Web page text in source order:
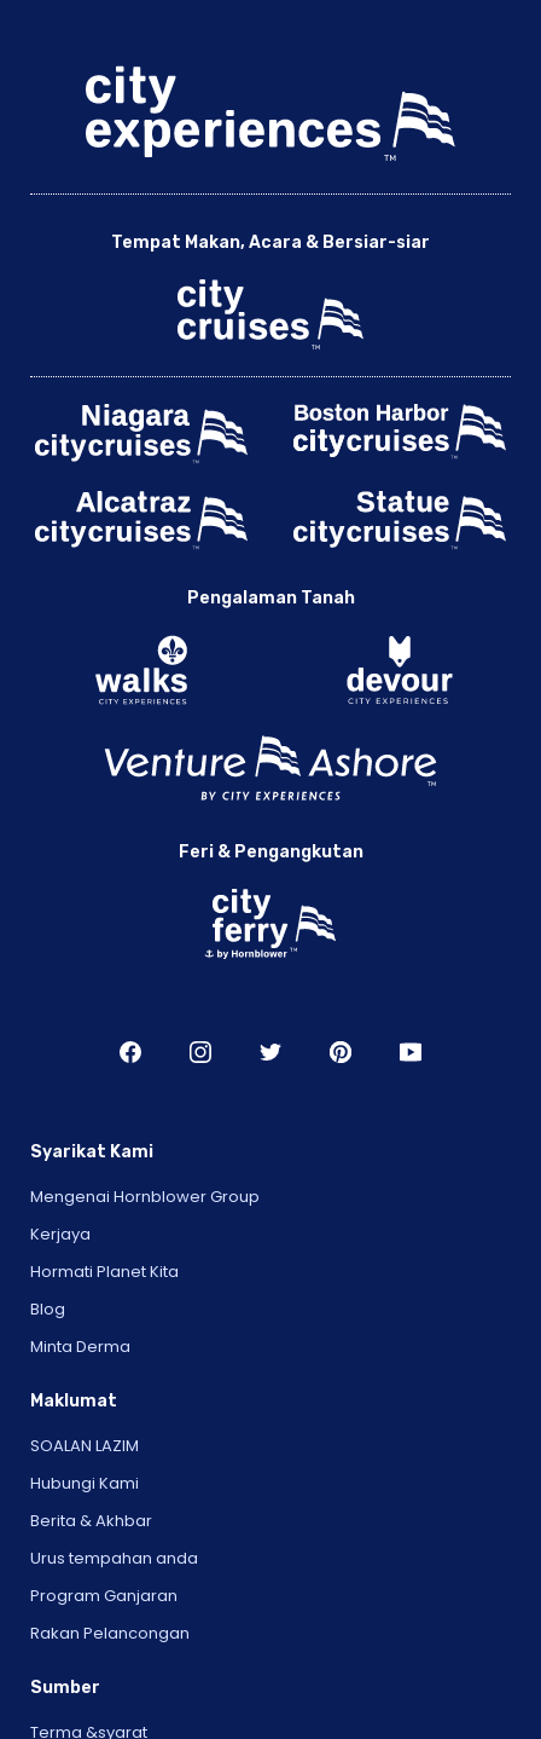
Tempat Makan, Acara & Bersiar-siar
Pengalaman Tanah
Feri & Pengangkutan
Syarikat Kami
Mengenai Hornblower Group
Kerjaya
Hormati Planet Kita
Blog
Minta Derma
Maklumat
SOALAN LAZIM
Hubungi Kami
Berita & Akhbar
Urus tempahan anda
Program Ganjaran
Rakan Pelancongan
Sumber
Terma &syarat